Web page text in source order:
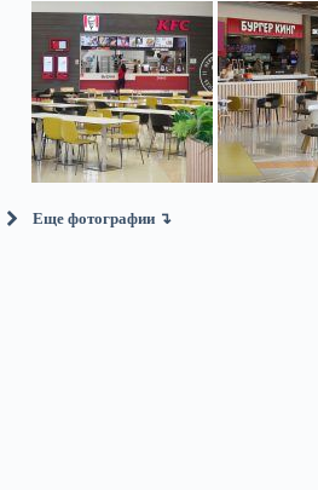
Еще фотографии ↴